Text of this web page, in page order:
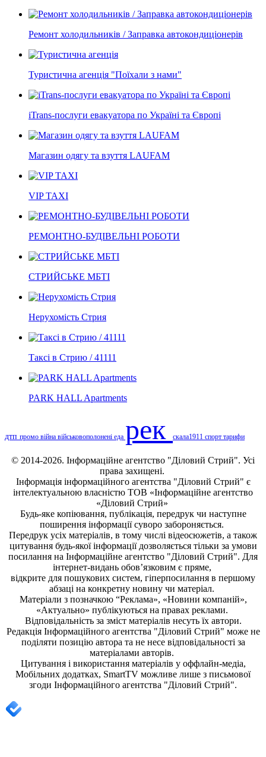
Ремонт холодильників / Заправка автокондиціонерів
Туристична агенція "Поїхали з нами"
iTrans-послуги евакуатора по Україні та Європі
Магазин одягу та взуття LAUFAM
VIP TAXI
РЕМОНТНО-БУДІВЕЛЬНІ РОБОТИ
СТРИЙСЬКЕ МБТІ
Нерухомість Стрия
Таксі в Стрию / 41111
PARK HALL Apartments
дтп промо війна військовополонені еда рек скала1911 спорт тарифи
© 2014-2026. Інформаційне агентство "Діловий Стрий". Усі
права захищені.
Інформація інформаційного агентства "Діловий Стрий" є
інтелектуальною власністю ТОВ «Інформаційне агентство
«Діловий Стрий»
Будь-яке копiювання, публiкацiя, передрук чи наступне
поширення iнформацiї суворо забороняється.
Передрук усіх матеріалів, в тому числі відеосюжетів, а також
цитування будь-якої інформації дозволяється тільки за умови
посилання на Інформаційне агентство "Діловий Стрий". Для
інтернет-видань обов’язковим є пряме,
відкрите для пошукових систем, гіперпосилання в першому
абзаці на конкретну новину чи матеріал.
Матеріали з позначкою “Реклама», «Новини компаній»,
«Актуально» публікуються на правах реклами.
Відповідальність за зміст матеріалів несуть їх автори.
Редакція Інформаційного агентства "Діловий Стрий" може не
поділяти позицію автора та не несе відповідальності за
матеріалами авторів.
Цитування і використання матеріалів у оффлайн-медіа,
Мобільних додатках, SmartTV можливе лише з письмової
згоди Інформаційного агентства "Діловий Стрий".